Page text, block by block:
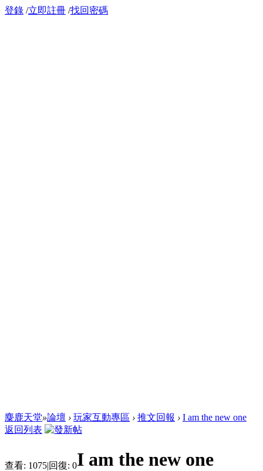
登錄 /立即註冊 /找回密碼
麋鹿天堂»論壇 › 玩家互動專區 › 推文回報 › I am the new one
返回列表
查看: 1075|回復: 0I am the new one